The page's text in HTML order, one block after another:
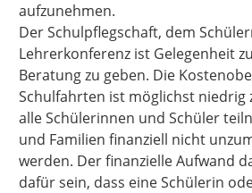
aufzunehmen.
Der Schulpflegschaft, dem
Lehrerkonferenz ist Gelegenheit
Beratung zu geben. Die
Schulfahrten ist möglichst niedrig
alle Schülerinnen und Schüler
und Familien finanziell nicht
werden. Der finanzielle Aufwand
dafür sein, dass eine Schülerin